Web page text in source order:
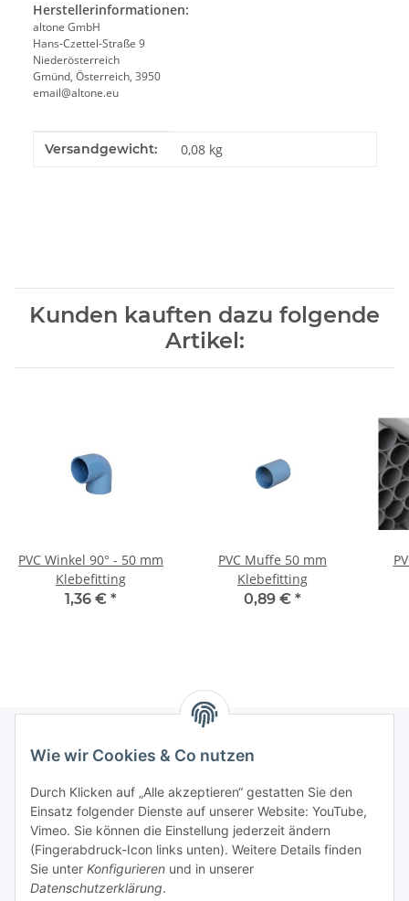
Wie wir Cookies & Co nutzen
Durch Klicken auf „Alle akzeptieren“ gestatten Sie den
Einsatz folgender Dienste auf unserer Website: YouTube,
Vimeo. Sie können die Einstellung jederzeit ändern
(Fingerabdruck-Icon links unten). Weitere Details finden
Sie unter Konfigurieren und in unserer
Datenschutzerklärung.
Herstellerinformationen:
altone GmbH
Hans-Czettel-Straße 9
Niederösterreich
Gmünd, Österreich, 3950
email@altone.eu
Produkteigenschaft
Wert
Versandgewicht: 0,08 kg
Kunden kauften dazu folgende
Artikel:
PVC Winkel 90° - 50 mm
Klebefitting
1,36 € *
PVC Muffe 50 mm
Klebefitting
0,89 € *
Gesetzliche Informationen
Starke Marken